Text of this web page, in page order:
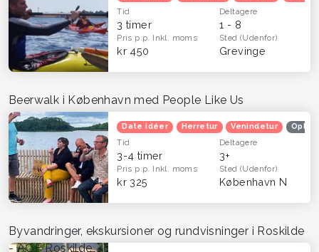
Tid
3 timer
Deltagere
1 - 8
Pris p.p. Inkl. moms
kr 450
Sted(Udenfor)
Grevinge
Beerwalk i København med People Like Us
Date idéer Herretur Venindetur
Tid
3-4 timer
Deltagere
3+
Pris p.p. Inkl. moms
kr 325
Sted(Udenfor)
København N
Byvandringer, ekskursioner og rundvisninger i Roskilde
- AOF Roskilde